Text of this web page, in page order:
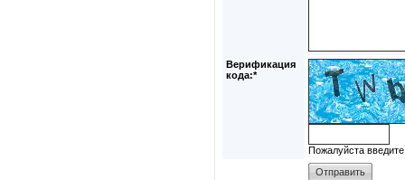
Верификация
кода:*
Пожалуйста